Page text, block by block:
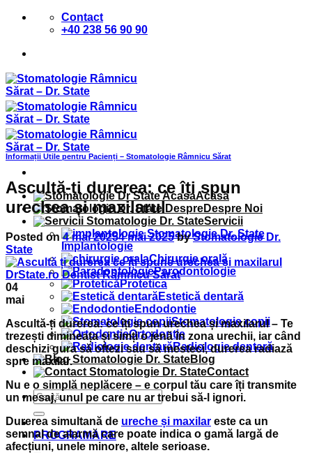
Sari
Contact
+40 238 56 90 90
Acasă
Despre Noi
Servicii
Implantologie
Chirurgie orală
Parodontologie
Protetica
Estetică dentară
Endodontie
Stomatologie copii
Ortodontie
Radiologie dentară
Blog
Contact
PROGRAMARE
Informații Utile pentru Pacienți – Stomatologie Râmnicu Sărat
Ascultă-ți durerea: ce îți spun
urechea și maxilarul
Posted on4 mai 20254 mai 2025 byStomatologie Dr.
State
04
mai
Ascultă-ți durerea: ce îți spun urechea și maxilarul – Te
trezești dimineața și simți o jenă în zona urechii, iar când
deschizi gura să oftezi sau să mesteci, durerea radiază
spre maxilar.
Nu e o simplă neplăcere – e corpul tău care îți transmite
un mesaj, unul pe care nu ar trebui să-l ignori.
Durerea simultană de ureche și maxilar este ca un
semnal de alarmă care poate indica o gamă largă de
afecțiuni, unele minore, altele serioase.